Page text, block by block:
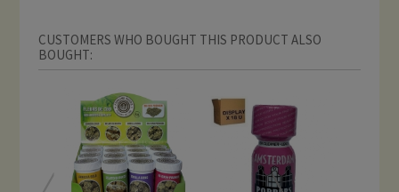
CUSTOMERS WHO BOUGHT THIS PRODUCT ALSO
BOUGHT: